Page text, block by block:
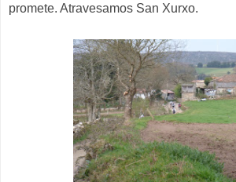
promete. Atravesamos San Xurxo.